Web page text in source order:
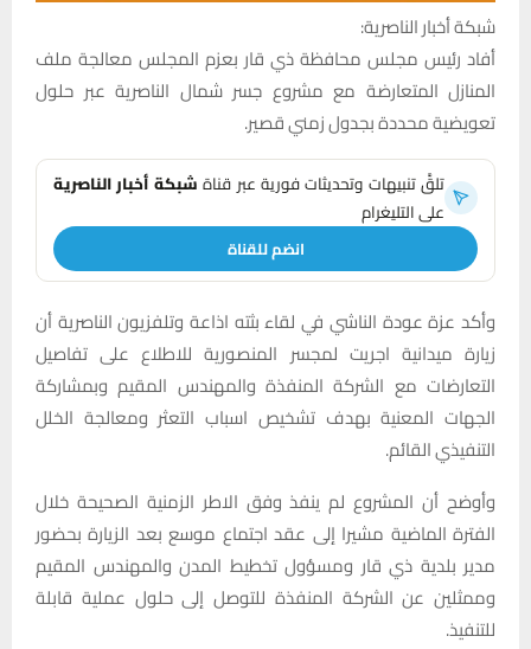
شبكة أخبار الناصرية:
أفاد رئيس مجلس محافظة ذي قار بعزم المجلس معالجة ملف
المنازل المتعارضة مع مشروع جسر شمال الناصرية عبر حلول
تعويضية محددة بجدول زمني قصير.
تلقَّ تنبيهات وتحديثات فورية عبر قناةشبكة أخبار الناصرية
على التليغرام
انضم للقناة
وأكد عزة عودة الناشي في لقاء بثته اذاعة وتلفزيون الناصرية أن
زيارة ميدانية اجريت لمجسر المنصورية للاطلاع على تفاصيل
التعارضات مع الشركة المنفذة والمهندس المقيم وبمشاركة
الجهات المعنية بهدف تشخيص اسباب التعثر ومعالجة الخلل
التنفيذي القائم.
وأوضح أن المشروع لم ينفذ وفق الاطر الزمنية الصحيحة خلال
الفترة الماضية مشيرا إلى عقد اجتماع موسع بعد الزيارة بحضور
مدير بلدية ذي قار ومسؤول تخطيط المدن والمهندس المقيم
وممثلين عن الشركة المنفذة للتوصل إلى حلول عملية قابلة
للتنفيذ.